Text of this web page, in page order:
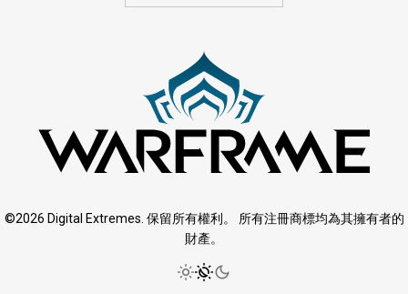
©2026 Digital Extremes. 保留所有權利。 所有注冊商標均為其擁有者的
財產。